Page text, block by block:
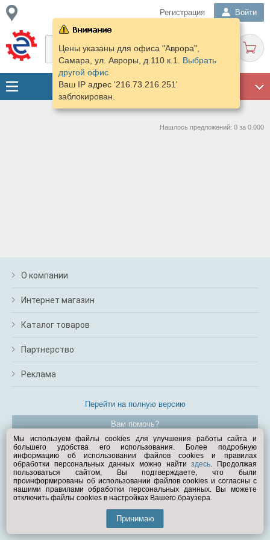
Регистрация Войти
Цены указаны для офиса "Аврора",
Самара, ул. Авроры, д.110 к.1. Выбрать
другой офис
Ваш IP адрес '216.73.216.251'
заблокирован.
Нашлось предложений: 0 за 0.000
О компании
Интернет магазин
Каталог товаров
Партнерство
Реклама
Перейти на полную версию
Вам помочь?
© Exist.ru 1998—2026
Мы используем файлы cookies для улучшения работы сайта и
большего удобства его использования. Более подробную
информацию об использовании файлов cookies и правилах
обработки персональных данных можно найтиздесь. Продолжая
пользоваться сайтом, Вы подтверждаете, что были
проинформированы об использовании файлов cookies и согласны с
нашими правилами обработки персональных данных. Вы можете
отключить файлы cookies в настройках Вашего браузера.
Принимаю